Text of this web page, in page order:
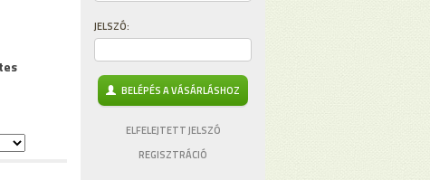
JELSZÓ:
BELÉPÉS A VÁSÁRLÁSHOZ
ELFELEJTETT JELSZÓ
REGISZTRÁCIÓ